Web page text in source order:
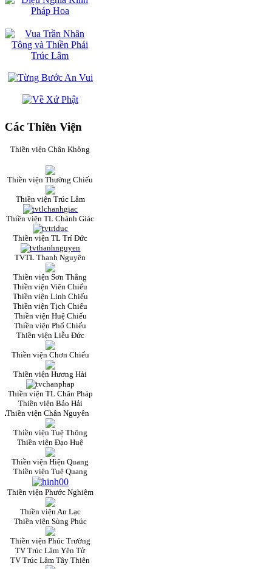
Các Thiền Viện
Thiền viện Chân Không
Thiền viện Thường Chiếu
Thiền viện Trúc Lâm
Thiền viện TL Chánh Giác
Thiền viện TL Trí Đức
TVTL Thanh Nguyên
Thiền viện Sơn Thắng
Thiền viện Viên Chiếu
Thiền viện Linh Chiếu
Thiền viện Tịch Chiếu
Thiền viện Huệ Chiếu
Thiền viện Phổ Chiếu
Thiền viện Liễu Đức
Thiền viện Chơn Chiếu
Thiền viện Hương Hải
Thiền viện TL Chân Pháp
Thiền viện Bảo Hải
Thiền viện Chân Nguyên
Thiền viện Tuệ Thông
Thiền viện Đạo Huệ
Thiền viện Hiện Quang
Thiền viện Tuệ Quang
Thiền viện Phước Nghiêm
Thiền viện An Lạc
Thiền viện Sùng Phúc
Thiền viện Phúc Trường
TV Trúc Lâm Yên Tử
TV Trúc Lâm Tây Thiên